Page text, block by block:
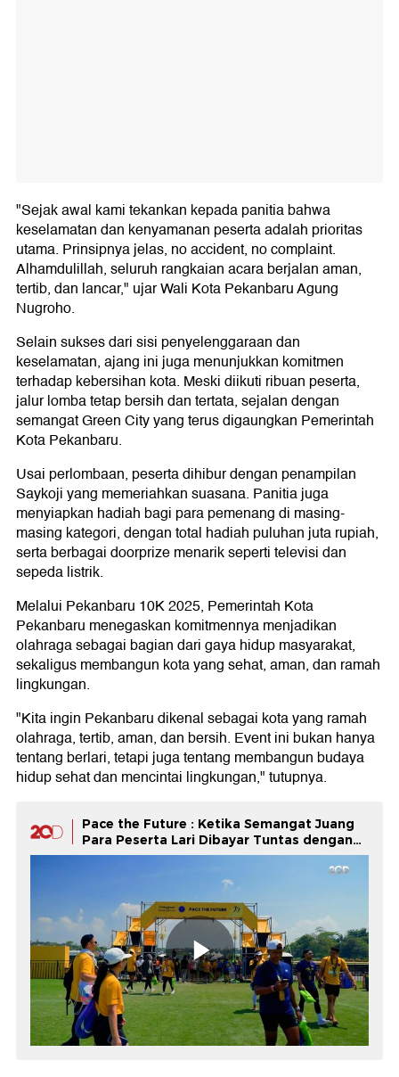
"Sejak awal kami tekankan kepada panitia bahwa
keselamatan dan kenyamanan peserta adalah prioritas
utama. Prinsipnya jelas, no accident, no complaint.
Alhamdulillah, seluruh rangkaian acara berjalan aman,
tertib, dan lancar," ujar Wali Kota Pekanbaru Agung
Nugroho.
Selain sukses dari sisi penyelenggaraan dan
keselamatan, ajang ini juga menunjukkan komitmen
terhadap kebersihan kota. Meski diikuti ribuan peserta,
jalur lomba tetap bersih dan tertata, sejalan dengan
semangat Green City yang terus digaungkan Pemerintah
Kota Pekanbaru.
Usai perlombaan, peserta dihibur dengan penampilan
Saykoji yang memeriahkan suasana. Panitia juga
menyiapkan hadiah bagi para pemenang di masing-
masing kategori, dengan total hadiah puluhan juta rupiah,
serta berbagai doorprize menarik seperti televisi dan
sepeda listrik.
Melalui Pekanbaru 10K 2025, Pemerintah Kota
Pekanbaru menegaskan komitmennya menjadikan
olahraga sebagai bagian dari gaya hidup masyarakat,
sekaligus membangun kota yang sehat, aman, dan ramah
lingkungan.
"Kita ingin Pekanbaru dikenal sebagai kota yang ramah
olahraga, tertib, aman, dan bersih. Event ini bukan hanya
tentang berlari, tetapi juga tentang membangun budaya
hidup sehat dan mencintai lingkungan," tutupnya.
Pace the Future : Ketika Semangat Juang
Para Peserta Lari Dibayar Tuntas dengan
Medali di Maybank Marathon 2025